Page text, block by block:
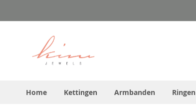
direct
inhoud
Home Kettingen Armbanden Ringen